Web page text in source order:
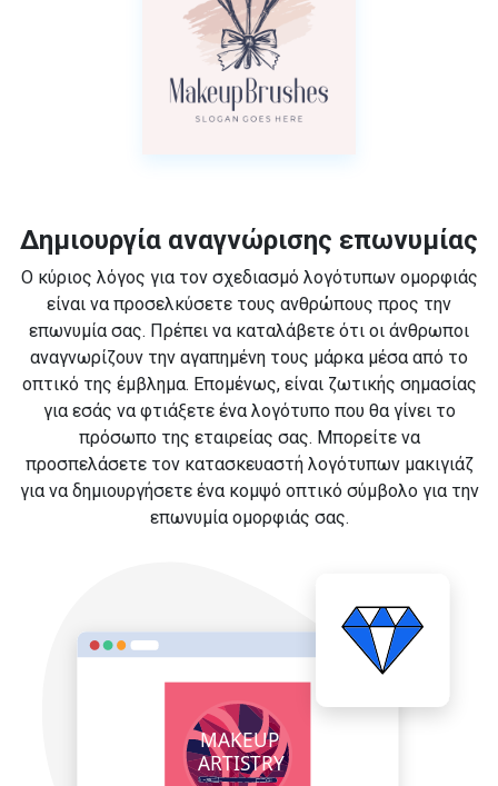
Δημιουργία αναγνώρισης επωνυμίας
Ο κύριος λόγος για τον σχεδιασμό λογότυπων ομορφιάς
είναι να προσελκύσετε τους ανθρώπους προς την
επωνυμία σας. Πρέπει να καταλάβετε ότι οι άνθρωποι
αναγνωρίζουν την αγαπημένη τους μάρκα μέσα από το
οπτικό της έμβλημα. Επομένως, είναι ζωτικής σημασίας
για εσάς να φτιάξετε ένα λογότυπο που θα γίνει το
πρόσωπο της εταιρείας σας. Μπορείτε να
προσπελάσετε τον κατασκευαστή λογότυπων μακιγιάζ
για να δημιουργήσετε ένα κομψό οπτικό σύμβολο για την
επωνυμία ομορφιάς σας.